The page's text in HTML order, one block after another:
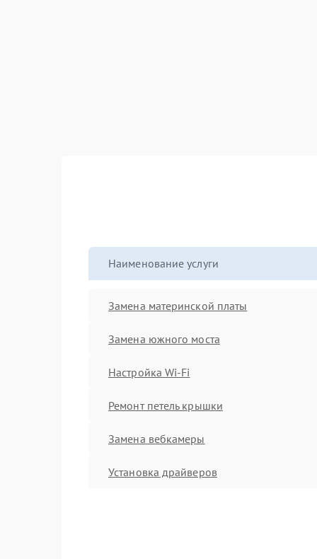
Наименование услуги
Замена материнской платы
Замена южного моста
Настройка Wi-Fi
Ремонт петель крышки
Замена вебкамеры
Установка драйверов